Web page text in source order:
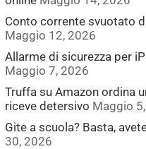
Conto corrente svuotato
Maggio 12, 2026
Allarme di sicurezza per
Maggio 7, 2026
Truffa su Amazon ordina
riceve detersivo Maggio
Gite a scuola? Basta,
30, 2026